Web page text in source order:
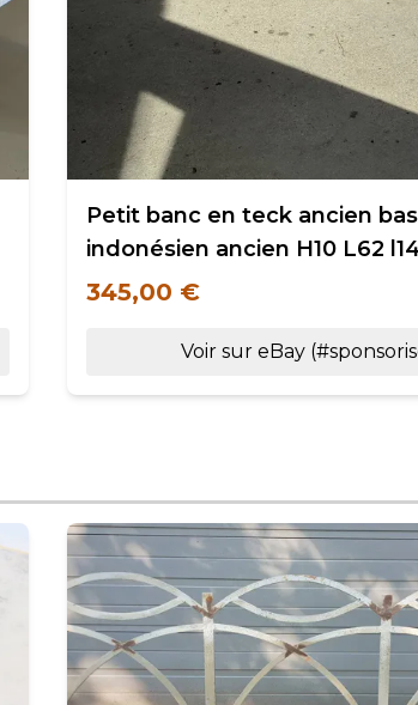
Petit banc en teck ancien bas
indonésien ancien H10 L62
345,00 €
Voir sur eBay